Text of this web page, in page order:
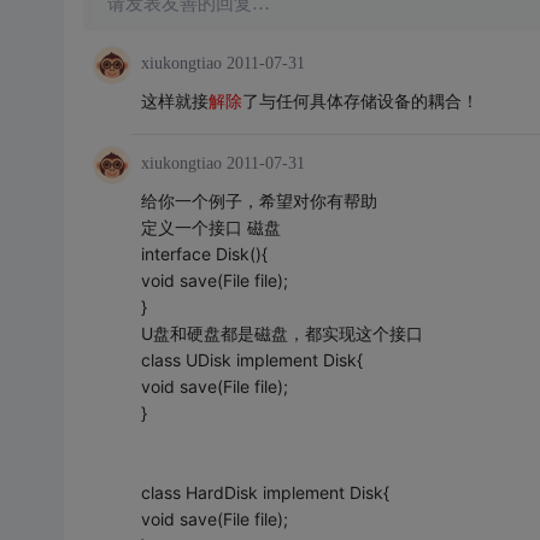
xiukongtiao 2011-07-31
这样就接解除了与任何具体存储设备的耦合！
xiukongtiao 2011-07-31
给你一个例子，希望对你有帮助
定义一个接口 磁盘
interface Disk(){
void save(File file);
}
U盘和硬盘都是磁盘，都实现这个接口
class UDisk implement Disk{
void save(File file);
}
class HardDisk implement Disk{
void save(File file);